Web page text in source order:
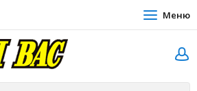
Меню